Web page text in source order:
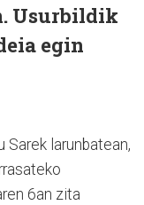
Usurbildik
egin
Sarek larunbatean,
6an zita